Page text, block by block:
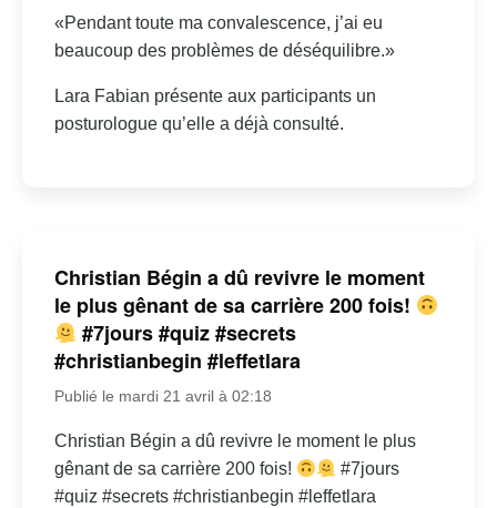
«Pendant toute ma convalescence, j’ai eu
beaucoup des problèmes de déséquilibre.»
Lara Fabian présente aux participants un
posturologue qu’elle a déjà consulté.
Christian Bégin a dû revivre le moment
le plus gênant de sa carrière 200 fois!
#7jours #quiz #secrets
#christianbegin #leffetlara
Publié le mardi 21 avril à 02:18
Christian Bégin a dû revivre le moment le plus
gênant de sa carrière 200 fois!
#7jours
#quiz #secrets #christianbegin #leffetlara